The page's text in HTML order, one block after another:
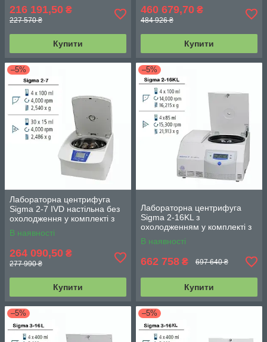
216 191,50 ₴
227 570 ₴
Купити
460 679,70 ₴
484 926 ₴
Купити
–5%
Лабораторна центрифуга
Sigma 2-7 IVD настільна без
охолодження у комплекті з
поворотно-відкидним
ротором
В наявності
264 090,50 ₴
277 990 ₴
Купити
–5%
Лабораторна центрифуга
Sigma 2-16KL з
охолодженням у комплекті з
поворотно-відкидним
ротором та комплектом
стаканів
В наявності
662 758 ₴ 697 640 ₴
Купити
–5% –5%